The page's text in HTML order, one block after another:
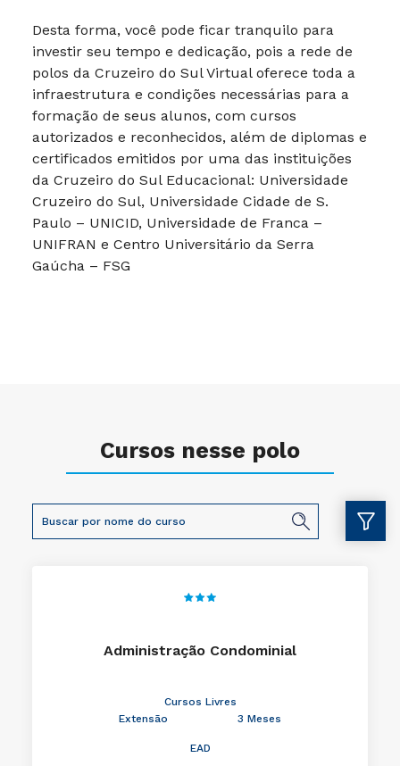
Desta forma, você pode ficar tranquilo para
investir seu tempo e dedicação, pois a rede de
polos da Cruzeiro do Sul Virtual oferece toda a
infraestrutura e condições necessárias para a
formação de seus alunos, com cursos
autorizados e reconhecidos, além de diplomas e
certificados emitidos por uma das instituições
da Cruzeiro do Sul Educacional: Universidade
Cruzeiro do Sul, Universidade Cidade de S.
Paulo – UNICID, Universidade de Franca –
UNIFRAN e Centro Universitário da Serra
Gaúcha – FSG
Cursos nesse polo
Administração Condominial
Cursos Livres
Extensão
3 Meses
EAD